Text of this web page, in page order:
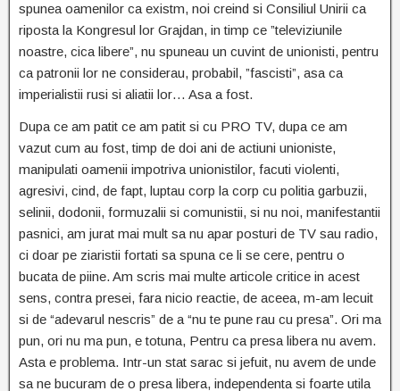
spunea oamenilor ca existm, noi creind si Consiliul Unirii ca
riposta la Kongresul lor Grajdan, in timp ce ”televiziunile
noastre, cica libere”, nu spuneau un cuvint de unionisti, pentru
ca patronii lor ne considerau, probabil, ”fascisti”, asa ca
imperialistii rusi si aliatii lor… Asa a fost.
Dupa ce am patit ce am patit si cu PRO TV, dupa ce am
vazut cum au fost, timp de doi ani de actiuni unioniste,
manipulati oamenii impotriva unionistilor, facuti violenti,
agresivi, cind, de fapt, luptau corp la corp cu politia garbuzii,
selinii, dodonii, formuzalii si comunistii, si nu noi, manifestantii
pasnici, am jurat mai mult sa nu apar posturi de TV sau radio,
ci doar pe ziaristii fortati sa spuna ce li se cere, pentru o
bucata de piine. Am scris mai multe articole critice in acest
sens, contra presei, fara nicio reactie, de aceea, m-am lecuit
si de “adevarul nescris” de a “nu te pune rau cu presa”. Ori ma
pun, ori nu ma pun, e totuna, Pentru ca presa libera nu avem.
Asta e problema. Intr-un stat sarac si jefuit, nu avem de unde
sa ne bucuram de o presa libera, independenta si foarte utila